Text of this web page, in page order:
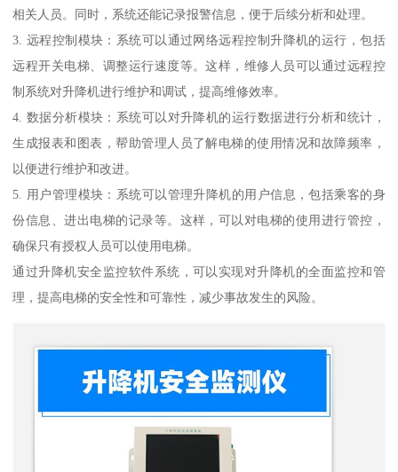
相关人员。同时，系统还能记录报警信息，便于后续分析和处理。
3. 远程控制模块：系统可以通过网络远程控制升降机的运行，包括
远程开关电梯、调整运行速度等。这样，维修人员可以通过远程控
制系统对升降机进行维护和调试，提高维修效率。
4. 数据分析模块：系统可以对升降机的运行数据进行分析和统计，
生成报表和图表，帮助管理人员了解电梯的使用情况和故障频率，
以便进行维护和改进。
5. 用户管理模块：系统可以管理升降机的用户信息，包括乘客的身
份信息、进出电梯的记录等。这样，可以对电梯的使用进行管控，
确保只有授权人员可以使用电梯。
通过升降机安全监控软件系统，可以实现对升降机的全面监控和管
理，提高电梯的安全性和可靠性，减少事故发生的风险。